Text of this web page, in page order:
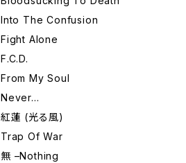
Into The Confusion
Fight Alone
F.C.D.
From My Soul
Never...
紅蓮 (光る風)
Trap Of War
無 –Nothing